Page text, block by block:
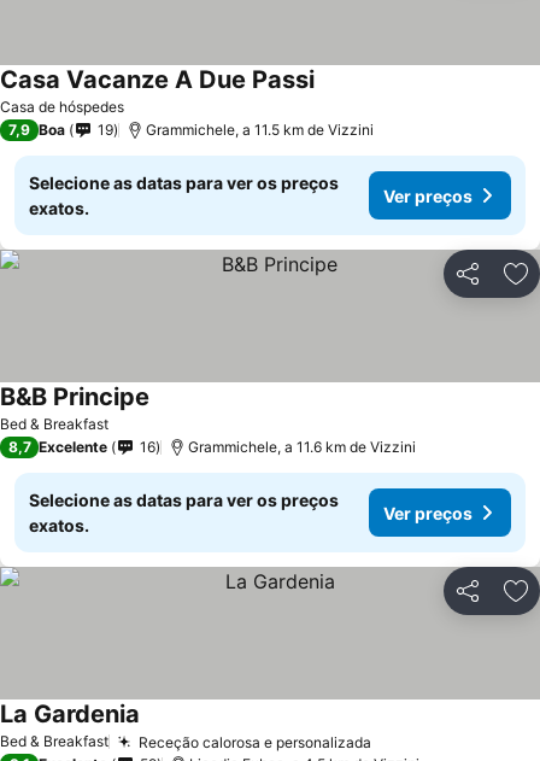
Casa de hóspedes
Casa Vacanze A Due Passi
7,9 Boa 19 Grammichele, a 11.5 km de Vizzini
Selecione as datas para ver os preços
exatos.
Ver preços
Partilhar
Bed & Breakfast
B&B Principe
8,7 Excelente 16 Grammichele, a 11.6 km de Vizzini
Selecione as datas para ver os preços
exatos.
Ver preços
Partilhar
Bed & Breakfast Receção calorosa e personalizada
La Gardenia